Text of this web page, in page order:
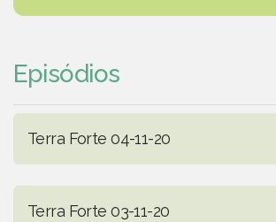
Episódios
Terra Forte 04-11-20
Terra Forte 03-11-20